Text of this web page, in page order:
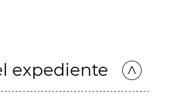
expediente